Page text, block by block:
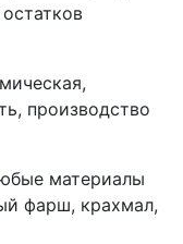
производство
материалы
фарш, крахмал,